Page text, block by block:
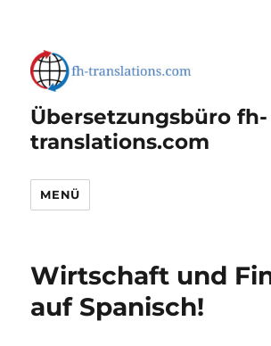
Übersetzungsbüro fh-
translations.com
MENÜ
Wirtschaft und
auf Spanisch!